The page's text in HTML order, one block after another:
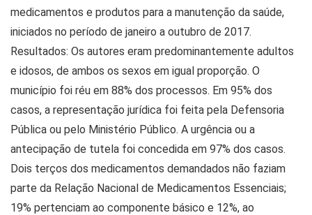
medicamentos e produtos para a manutenção da saúde,
iniciados no período de janeiro a outubro de 2017.
Resultados: Os autores eram predominantemente adultos
e idosos, de ambos os sexos em igual proporção. O
município foi réu em 88% dos processos. Em 95% dos
casos, a representação jurídica foi feita pela Defensoria
Pública ou pelo Ministério Público. A urgência ou a
antecipação de tutela foi concedida em 97% dos casos.
Dois terços dos medicamentos demandados não faziam
parte da Relação Nacional de Medicamentos Essenciais;
19% pertenciam ao componente básico e 12%, ao